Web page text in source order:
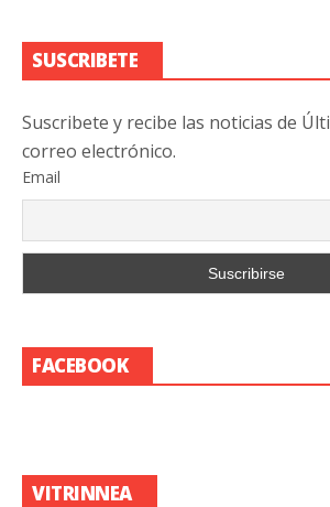
SUSCRIBETE
Suscribete y recibe las noticias de
correo electrónico.
Email
FACEBOOK
VITRINNEA